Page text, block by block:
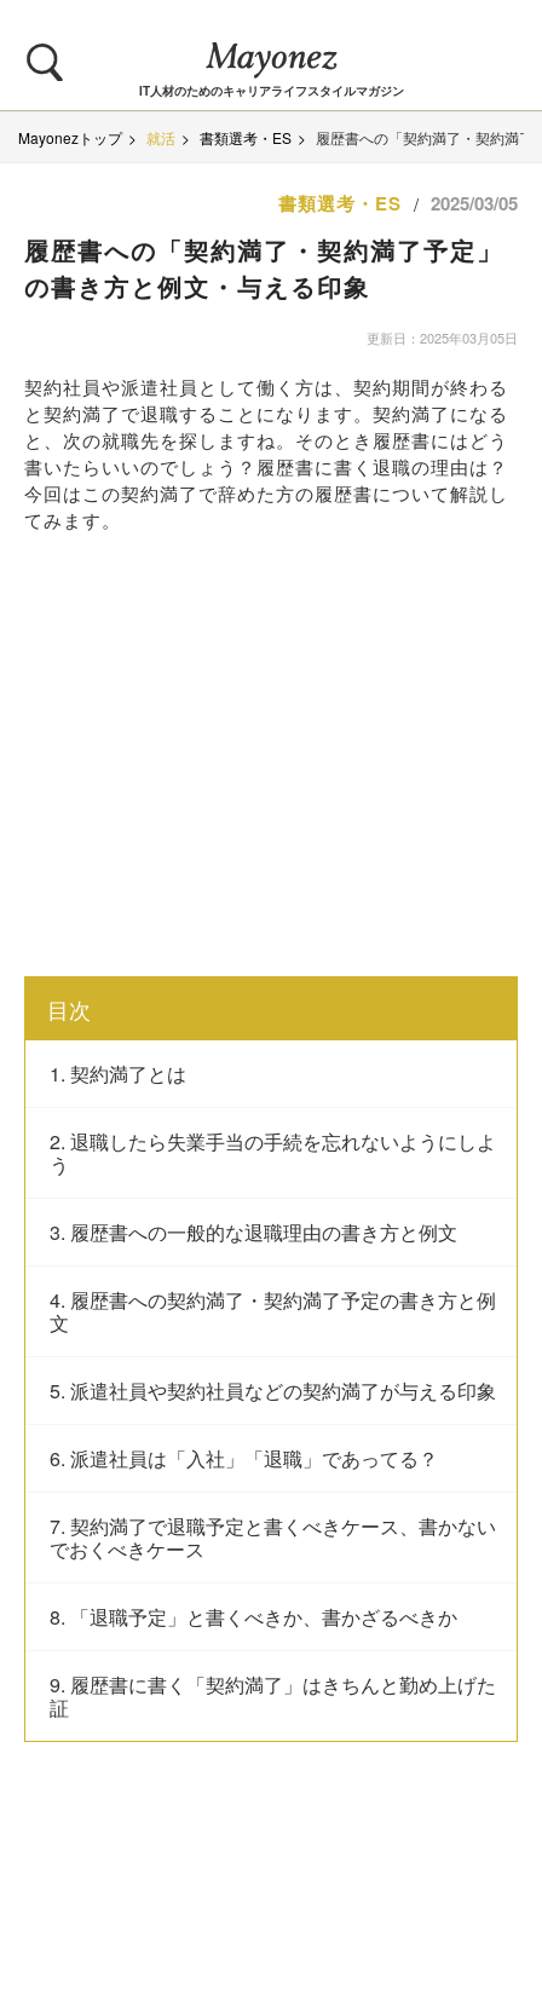
IT人材のためのキャリアライフスタイルマガジン
Mayonezトップ 就活 書類選考・ES 履歴書への「契約満了・契約満
書類選考・ES / 2025/03/05
履歴書への「契約満了・契約満了予定」
の書き方と例文・与える印象
更新日：2025年03月05日
契約社員や派遣社員として働く方は、契約期間が終わる
と契約満了で退職することになります。契約満了になる
と、次の就職先を探しますね。そのとき履歴書にはどう
書いたらいいのでしょう？履歴書に書く退職の理由は？
今回はこの契約満了で辞めた方の履歴書について解説し
てみます。
目次
1. 契約満了とは
2. 退職したら失業手当の手続を忘れないようにしよ
う
3. 履歴書への一般的な退職理由の書き方と例文
4. 履歴書への契約満了・契約満了予定の書き方と例
文
5. 派遣社員や契約社員などの契約満了が与える印象
6. 派遣社員は「入社」「退職」であってる？
7. 契約満了で退職予定と書くべきケース、書かない
でおくべきケース
8. 「退職予定」と書くべきか、書かざるべきか
9. 履歴書に書く「契約満了」はきちんと勤め上げた
証